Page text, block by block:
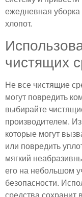
ежедневная уборка
хлопот.
чистящих
Не все чистящие
могут повредить
выбирайте
производителем.
которые могут
или повредить
мягкий
его на небольшом
безопасности.
средства